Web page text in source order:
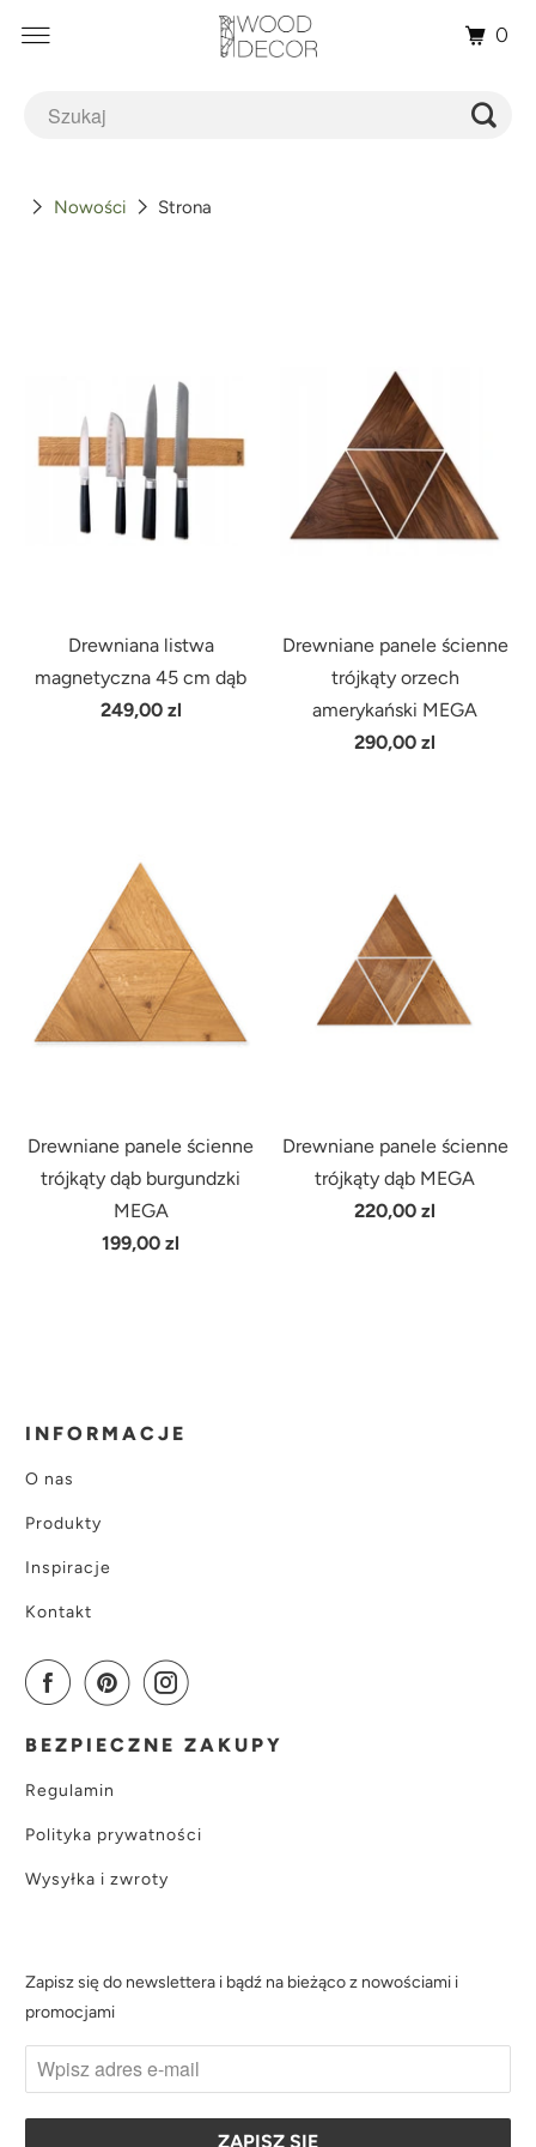
Nowości Strona
Drewniana listwa
magnetyczna 45 cm dąb
249,00 zl
Drewniane panele ścienne
trójkąty orzech
amerykański MEGA
290,00 zl
Drewniane panele ścienne
trójkąty dąb burgundzki
MEGA
199,00 zl
Drewniane panele ścienne
trójkąty dąb MEGA
220,00 zl
INFORMACJE
O nas
Produkty
Inspiracje
Kontakt
BEZPIECZNE ZAKUPY
Regulamin
Polityka prywatności
Wysyłka i zwroty
Zapisz się do newslettera i bądź na bieżąco z nowościami i
promocjami
0